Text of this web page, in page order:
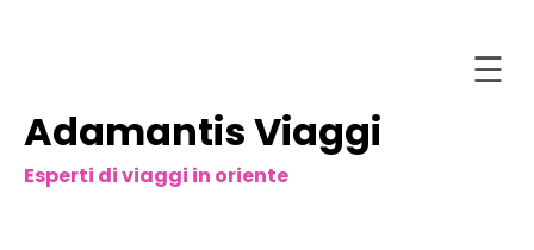
Salta
al
contenuto
Adamantis Viaggi
Esperti di viaggi in oriente
☰
Home
Chi